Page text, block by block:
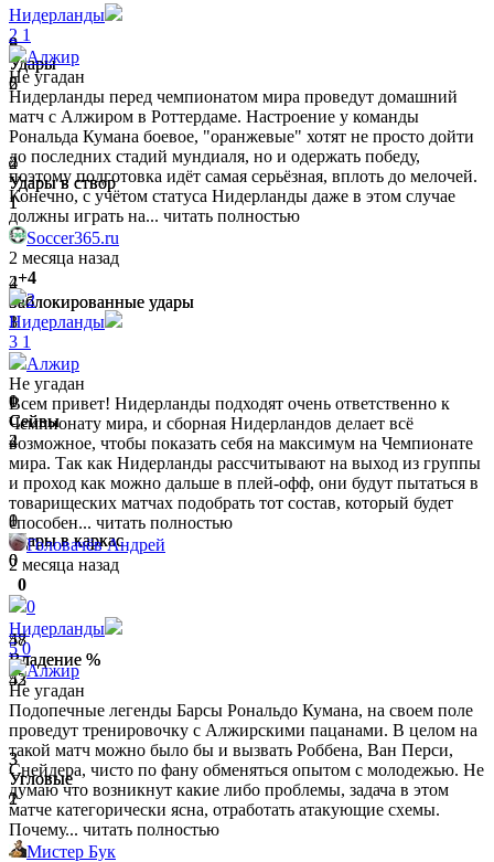
8
Удары
2
4
Удары в створ
1
2
Заблокированные удары
1
1
Сейвы
4
1
Удары в каркас
0
48
Владение %
52
3
Угловые
2
9
Удары
6
2
Удары в створ
1
4
Заблокированные удары
3
0
Сейвы
2
0
Удары в каркас
0
57
Владение %
43
3
Угловые
1
Нидерланды
2 1
Алжир
Не угадан
Нидерланды перед чемпионатом мира проведут домашний
матч с Алжиром в Роттердаме. Настроение у команды
Рональда Кумана боевое, "оранжевые" хотят не просто дойти
до последних стадий мундиаля, но и одержать победу,
поэтому подготовка идёт самая серьёзная, вплоть до мелочей.
Конечно, с учётом статуса Нидерланды даже в этом случае
должны играть на... читать полностью
Soccer365.ru
2 месяца назад
+4
2
Нидерланды
3 1
Алжир
Не угадан
Всем привет! Нидерланды подходят очень ответственно к
Чемпионату мира, и сборная Нидерландов делает всё
возможное, чтобы показать себя на максимум на Чемпионате
мира. Так как Нидерланды рассчитывают на выход из группы
и проход как можно дальше в плей‑офф, они будут пытаться в
товарищеских матчах подобрать тот состав, который будет
способен... читать полностью
Головачёв Андрей
2 месяца назад
0
0
Нидерланды
5 0
Алжир
Не угадан
Подопечные легенды Барсы Рональдо Кумана, на своем поле
проведут тренировочку с Алжирскими пацанами. В целом на
такой матч можно было бы и вызвать Роббена, Ван Перси,
Снейдера, чисто по фану обменяться опытом с молодежью. Не
думаю что возникнут какие либо проблемы, задача в этом
матче категорически ясна, отработать атакующие схемы.
Почему... читать полностью
Мистер Бук